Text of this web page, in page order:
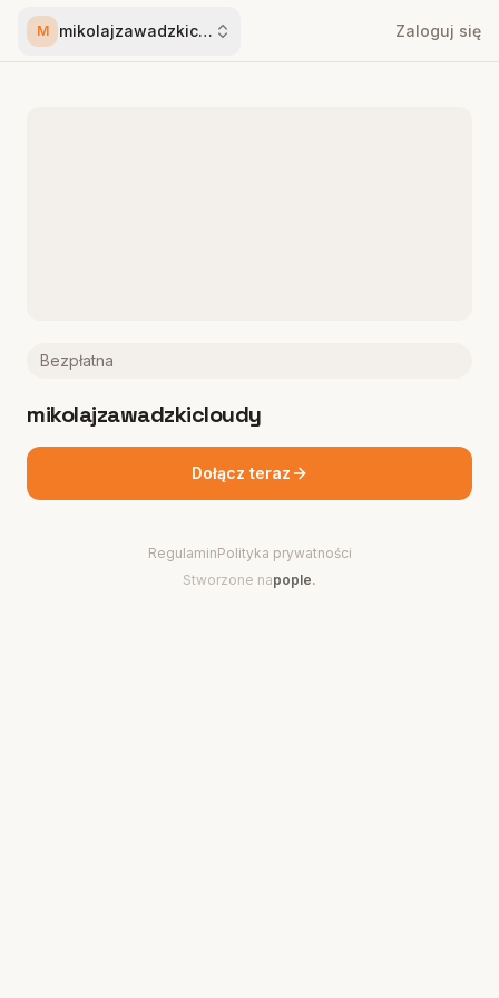
M mikolajzawadzkicloudy Zaloguj się
Bezpłatna
mikolajzawadzkicloudy
Dołącz teraz
RegulaminPolityka prywatności
Stworzone napople.